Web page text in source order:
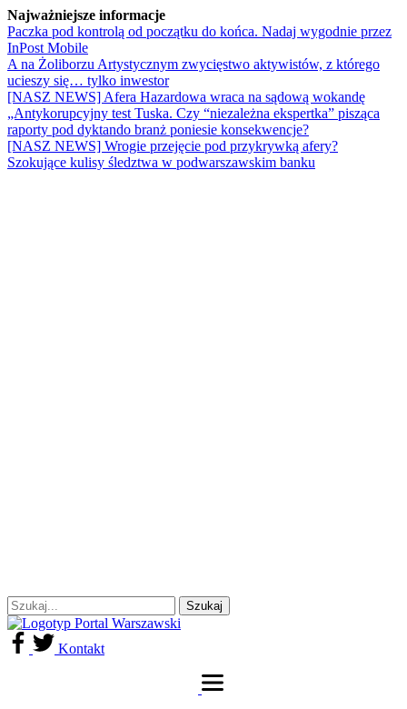
Najważniejsze informacje
Paczka pod kontrolą od początku do końca. Nadaj wygodnie przez
InPost Mobile
A na Żoliborzu Artystycznym zwycięstwo aktywistów, z którego
ucieszy się… tylko inwestor
[NASZ NEWS] Afera Hazardowa wraca na sądową wokandę
„Antykorupcyjny test Tuska. Czy “niezależna ekspertka” pisząca
raporty pod dyktando branż poniesie konsekwencje?
[NASZ NEWS] Wrogie przejęcie pod przykrywką afery?
Szokujące kulisy śledztwa w podwarszawskim banku
Kontakt